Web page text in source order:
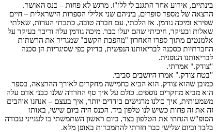
בינתיים, אירוע אחר התגנב לי ללו"ז. מרגש לא פחות – כנס האושר.
הרצאה של מספר סופרים, ביניהם שני אלילי הספרות הישראלית – חיים
שפירא ומיכה גודמן. אז הלכתי, עם חברה טובה, כתבתי הערות, שאלתי
שאלות ובעיקר, חיכיתי שהם יעלו כבר. מיכה גודמן עלה ודיבר בעיקר על
אלמנטים מתוך ספרו האחרון "מהפכת הקשב" שמגדיר את הרשתות
החברתיות כסכנה לבריאותנו הנפשית, בדיוק כפי שסיגריות הן סכנה
לבריאותנו הגופנית.
"צודק." אמרתי.
"בטח צודק." אמרו היושבים סביבי.
כמובן שהוא צודק. הוא הביא כחמישה מחקרים לאורך ההרצאה, בספר
הוא מביא מחקרים נוספים. כולם על איך סף החרדה שלנו כבני אדם עלה
משמעותית, איך כולנו מרגישים בודדים יותר, איך בעצם – אנחנו אוהבים
זה את זה פחות כשיש לנו טלפון ביד. הכנס היה ביום שישי, באותו
הסופ"ש הנחתי את הטלפון בצד, ביום ראשון השתמשתי בו לענייני עבודה
בלבד וביום שלישי כבר חזרתי להתמכרות באופן מלא.